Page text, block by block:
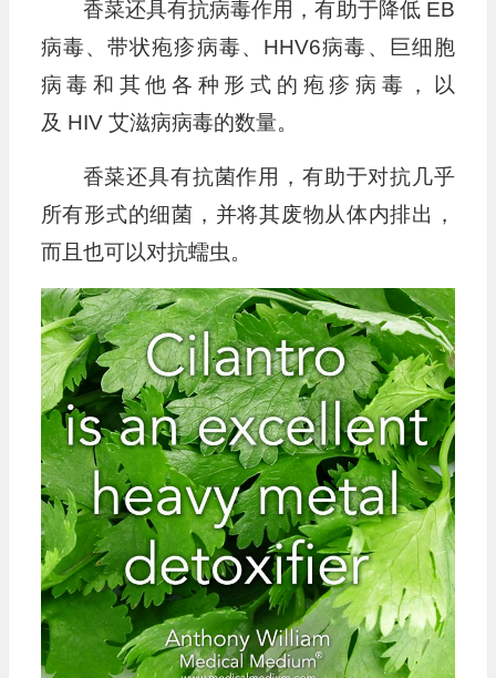
香菜还具有抗病毒作用，有助于降低EB
病毒、带状疱疹病毒、 HHV6病毒、巨细胞
病毒和其他各种形式的疱疹病毒，以
及 HIV 艾滋病病毒的数量。
香菜还具有抗菌作用，有助于对抗几乎
所有形式的细菌，并将其废物从体内排出，
而且也可以对抗蠕虫。